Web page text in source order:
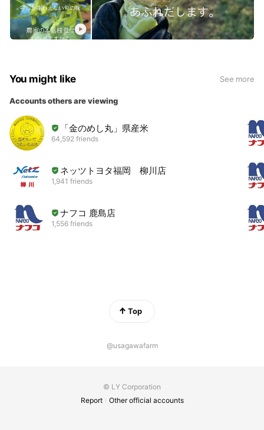
You might like See more
Accounts others are viewing
「金のめし丸」県産米
64,592 friends
ネッツトヨタ福岡 柳川店
1,941 friends
ナフコ 鹿島店
1,556 friends
Top
@usagawafarm
© LY Corporation
Report
Other official accounts